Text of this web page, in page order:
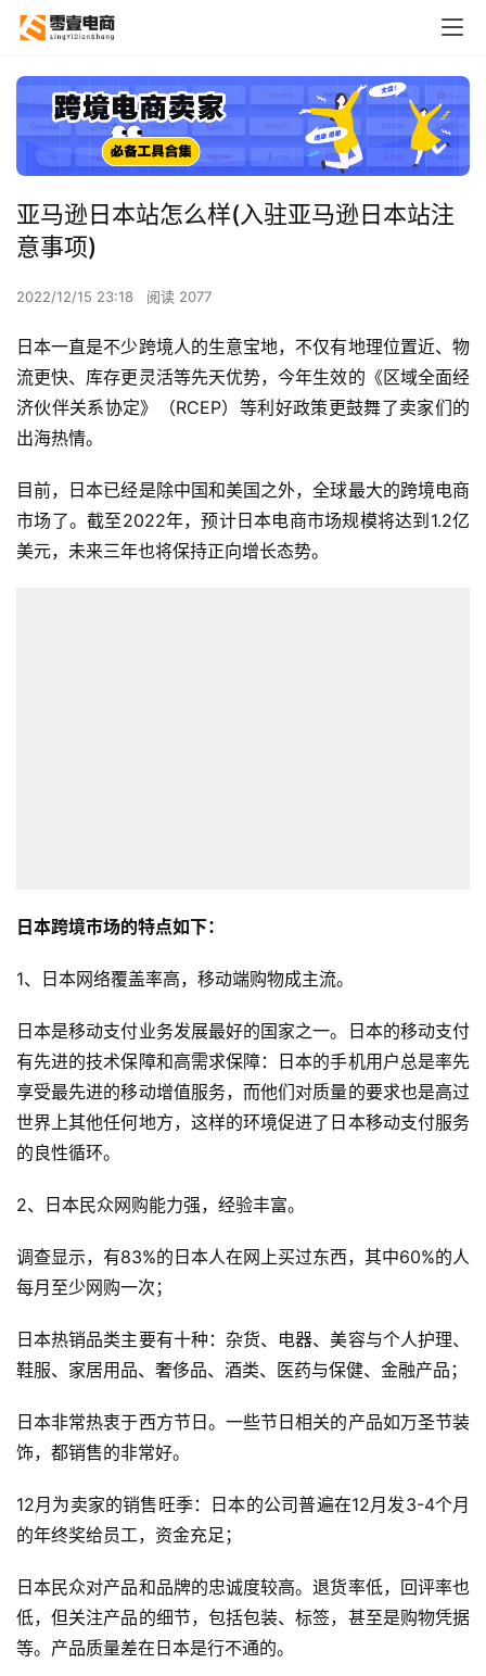
亚马逊日本站怎么样(入驻亚马逊日本站注
意事项)
2022/12/15 23:18 阅读 2077
日本一直是不少跨境人的生意宝地，不仅有地理位置近、物
流更快、库存更灵活等先天优势，今年生效的《区域全面经
济伙伴关系协定》（RCEP）等利好政策更鼓舞了卖家们的
出海热情。
目前，日本已经是除中国和美国之外，全球最大的跨境电商
市场了。截至2022年，预计日本电商市场规模将达到1.2亿
美元，未来三年也将保持正向增长态势。
日本跨境市场的特点如下：
1、日本网络覆盖率高，移动端购物成主流。
日本是移动支付业务发展最好的国家之一。日本的移动支付
有先进的技术保障和高需求保障：日本的手机用户总是率先
享受最先进的移动增值服务，而他们对质量的要求也是高过
世界上其他任何地方，这样的环境促进了日本移动支付服务
的良性循环。
2、日本民众网购能力强，经验丰富。
调查显示，有83%的日本人在网上买过东西，其中60%的人
每月至少网购一次；
日本热销品类主要有十种：杂货、电器、美容与个人护理、
鞋服、家居用品、奢侈品、酒类、医药与保健、金融产品；
日本非常热衷于西方节日。一些节日相关的产品如万圣节装
饰，都销售的非常好。
12月为卖家的销售旺季：日本的公司普遍在12月发3-4个月
的年终奖给员工，资金充足；
日本民众对产品和品牌的忠诚度较高。退货率低，回评率也
低，但关注产品的细节，包括包装、标签，甚至是购物凭据
等。产品质量差在日本是行不通的。